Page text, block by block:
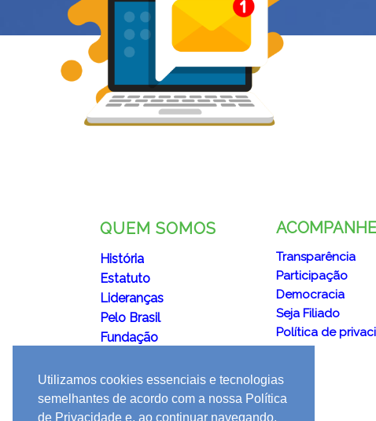
QUEM SOMOS
História
Estatuto
Lideranças
Pelo Brasil
Fundação
ACOMPANHE
Transparência
Participação
Democracia
Seja Filiado
Política de
Utilizamos cookies essenciais e tecnologias
semelhantes de acordo com a nossa Política
de Privacidade e, ao continuar navegando,